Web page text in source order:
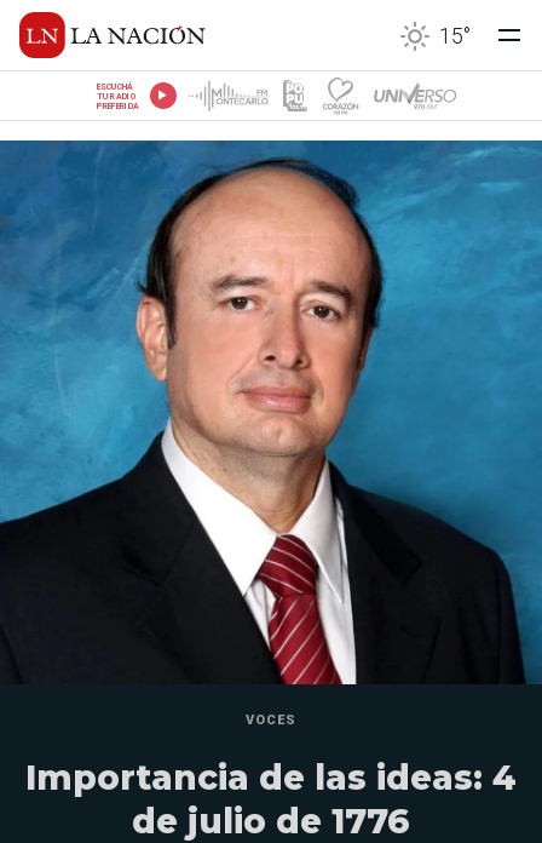
15°
ESCUCHÁ
TU RADIO
PREFERIDA
VOCES
Importancia de las ideas: 4
de julio de 1776